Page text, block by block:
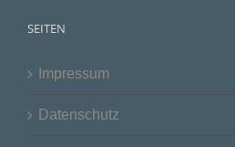
SEITEN
Impressum
Datenschutz